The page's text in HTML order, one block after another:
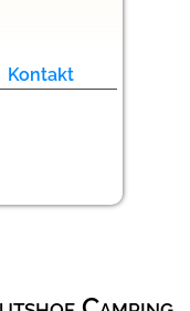
Kontakt